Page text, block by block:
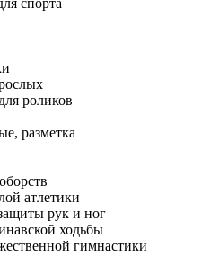
спорта
роликов
разметка
атлетики
рук и ног
ходьбы
гимнастики